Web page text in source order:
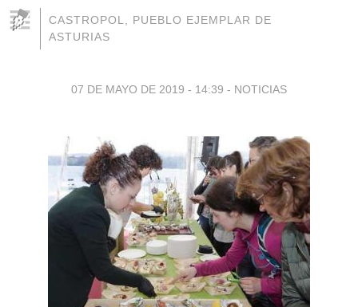
CASTROPOL, PUEBLO EJEMPLAR DE
ASTURIAS
07 DE MAYO DE 2019 - 14:39 - NOTICIAS